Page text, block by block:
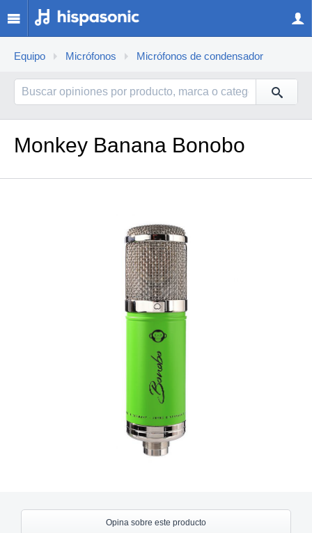
Equipo Micrófonos Micrófonos de condensador
Monkey Banana Bonobo
Opina sobre este producto